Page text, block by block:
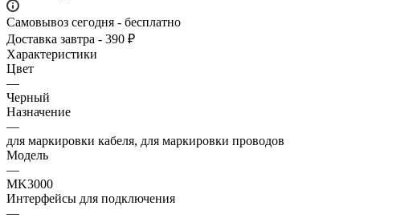
Самовывоз сегодня - бесплатно
Доставка завтра - 390 ₽
Характеристики
Цвет
—
Черный
Назначение
—
для маркировки кабеля, для маркировки проводов
Модель
—
MK3000
Интерфейсы для подключения
—